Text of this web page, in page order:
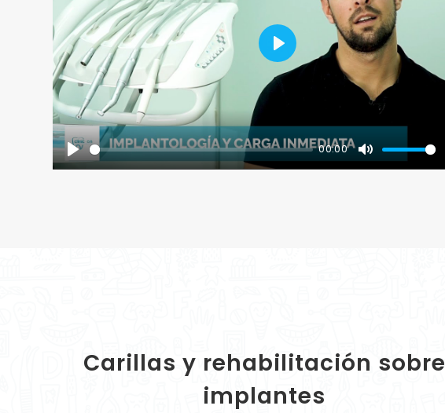
Play
00:00
Mute
Play
Carillas y rehabilitación sobre
implantes